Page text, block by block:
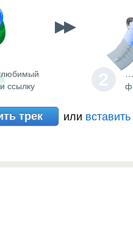
любимый
ссылку
…
трек или